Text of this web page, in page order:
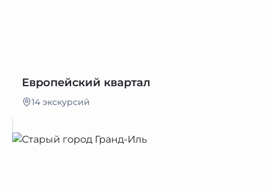
Европейский квартал
14 экскурсий